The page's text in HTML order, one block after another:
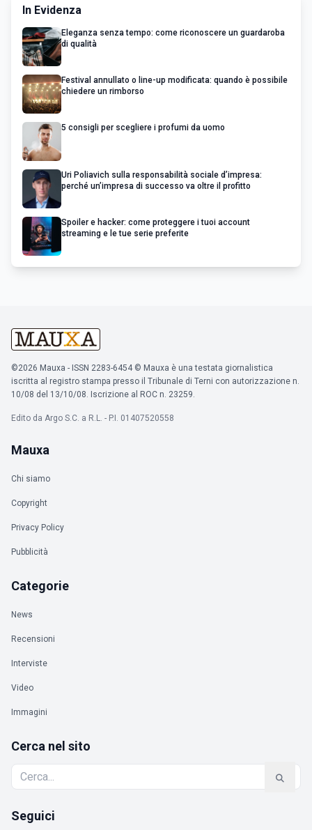
In Evidenza
Eleganza senza tempo: come riconoscere un guardaroba
di qualità
Festival annullato o line-up modificata: quando è possibile
chiedere un rimborso
5 consigli per scegliere i profumi da uomo
Uri Poliavich sulla responsabilità sociale d’impresa:
perché un’impresa di successo va oltre il profitto
Spoiler e hacker: come proteggere i tuoi account
streaming e le tue serie preferite
©2026 Mauxa - ISSN 2283-6454 © Mauxa è una testata giornalistica
iscritta al registro stampa presso il Tribunale di Terni con autorizzazione n.
10/08 del 13/10/08. Iscrizione al ROC n. 23259.
Edito da Argo S.C. a R.L. - P.I. 01407520558
Mauxa
Chi siamo
Copyright
Privacy Policy
Pubblicità
Categorie
News
Recensioni
Interviste
Video
Immagini
Cerca nel sito
Seguici